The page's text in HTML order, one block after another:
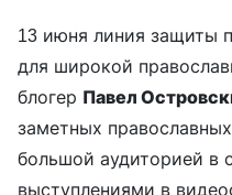
13 июня линия защиты
для широкой
блогер Павел
заметных
большой аудиторией в
выступлениями в